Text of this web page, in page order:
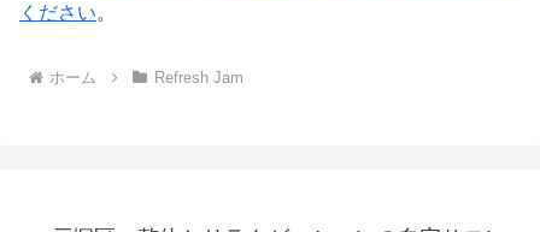
ください。
ホーム Refresh Jam